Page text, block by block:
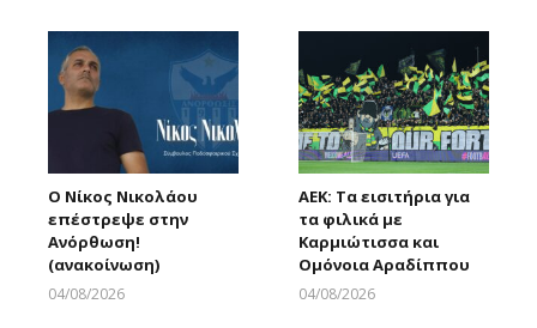
Ο Νίκος Νικολάου
επέστρεψε στην
Ανόρθωση!
(ανακοίνωση)
04/08/2026
ΑΕΚ: Τα εισιτήρια για
τα φιλικά με
Καρμιώτισσα και
Ομόνοια Αραδίππου
04/08/2026